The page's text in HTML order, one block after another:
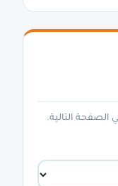
الصفحة التالية.